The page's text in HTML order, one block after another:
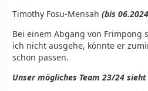
Timothy Fosu-Mensah (bis
Bei einem Abgang von Frimpong
ich nicht ausgehe, könnte er
schon passen.
Unser mögliches Team 23/24